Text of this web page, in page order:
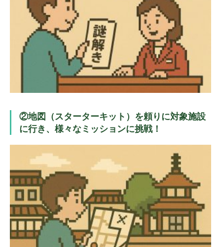
②地図（スターターキット）を頼りに対象施設
に行き、様々なミッションに挑戦！